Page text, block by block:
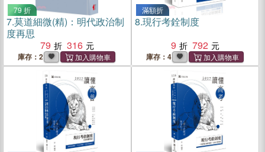
79 折
7.莫道細微(精)：明代政治制
度再思
79
316
庫存：2
滿額折
8.現行考銓制度
9
792
庫存：4